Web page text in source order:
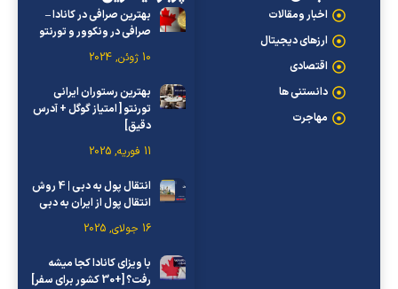
اخبار ومقالات
ارزهای دیجیتال
اقتصادی
دانستنی ها
مهاجرت
بهترین صرافی در کانادا –
صرافی در ونکوور و تورنتو
بهترین رستوران ایرانی
تورنتو [ امتیاز گوگل + آدرس
انتقال پول به دبی | 4 روش
انتقال پول از ایران به دبی
با ویزای کانادا کجا میشه
رفت؟ [+30 کشور برای سفر]